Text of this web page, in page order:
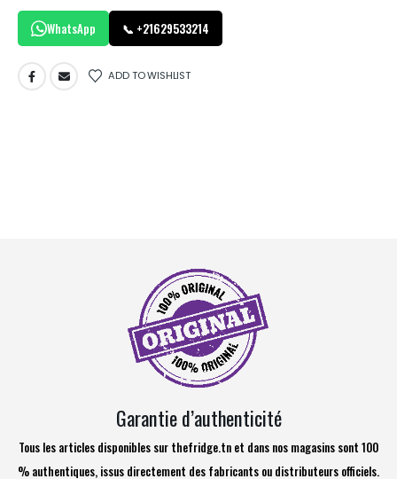
WhatsApp 📞 +21629533214
ADD TO WISHLIST
Garantie d’authenticité
Tous les articles disponibles sur thefridge.tn et dans nos magasins sont 100
% authentiques, issus directement des fabricants ou distributeurs officiels.